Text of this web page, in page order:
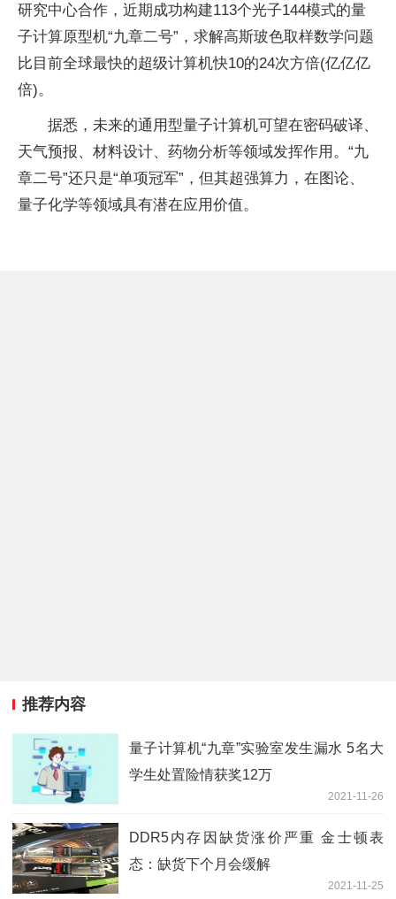
研究中心合作，近期成功构建113个光子144模式的量
子计算原型机“九章二号”，求解高斯玻色取样数学问题
比目前全球最快的超级计算机快10的24次方倍(亿亿亿
倍)。
据悉，未来的通用型量子计算机可望在密码破译、
天气预报、材料设计、药物分析等领域发挥作用。“九
章二号”还只是“单项冠军”，但其超强算力，在图论、
量子化学等领域具有潜在应用价值。
推荐内容
量子计算机“九章”实验室发生漏水 5名大
学生处置险情获奖12万
2021-11-26
DDR5内存因缺货涨价严重 金士顿表
态：缺货下个月会缓解
2021-11-25